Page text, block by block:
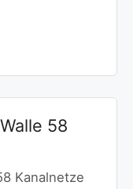
58
Kanalnetze